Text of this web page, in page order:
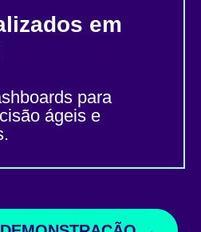
em
para
ágeis e